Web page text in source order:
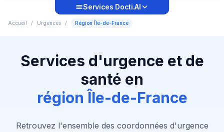
Services Docti.AI
Accueil / Urgences / Région Île-de-France
Services d'urgence et de
santé en
région Île-de-France
Retrouvez l'ensemble des coordonnées d'urgence